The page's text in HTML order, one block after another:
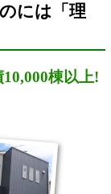
には「理
棟以上!